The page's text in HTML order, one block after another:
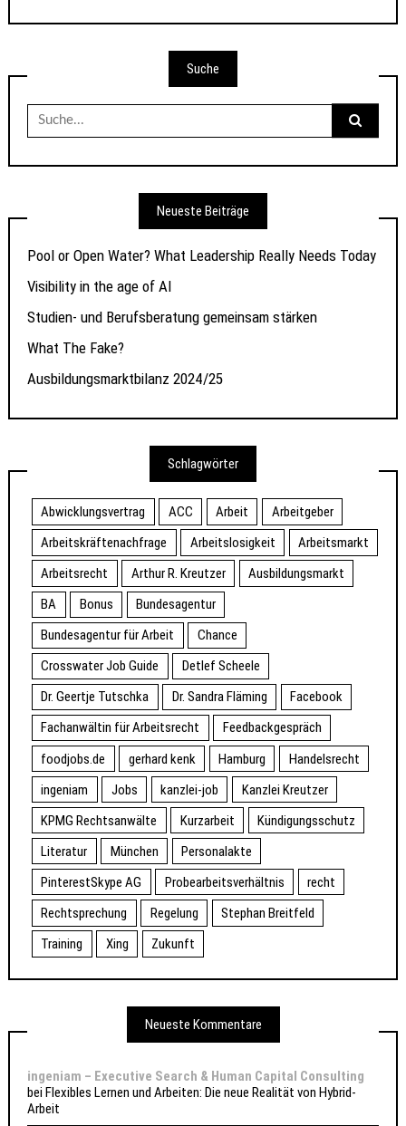
Suche
Suche
nach:
Neueste Beiträge
Pool or Open Water? What Leadership Really Needs Today
Visibility in the age of AI
Studien- und Berufsberatung gemeinsam stärken
What The Fake?
Ausbildungsmarktbilanz 2024/25
Schlagwörter
Abwicklungsvertrag ACC Arbeit
Arbeitgeber
Arbeitskräftenachfrage
Arbeitslosigkeit
Arbeitsmarkt
Arbeitsrecht
Arthur R. Kreutzer
Ausbildungsmarkt
BA
Bonus
Bundesagentur
Bundesagentur für Arbeit
Chance
Crosswater Job Guide
Detlef Scheele
Dr. Geertje Tutschka
Dr. Sandra Fläming
Facebook
Fachanwältin für Arbeitsrecht
Feedbackgespräch
foodjobs.de
gerhard kenk Hamburg
Handelsrecht
ingeniam
Jobs kanzlei-job
Kanzlei Kreutzer
KPMG Rechtsanwälte
Kurzarbeit
Kündigungsschutz
Literatur
München
Personalakte
PinterestSkype AG
Probearbeitsverhältnis
recht
Rechtsprechung
Regelung
Stephan Breitfeld
Training
Xing Zukunft
Neueste Kommentare
ingeniam – Executive Search & Human Capital Consulting
beiFlexibles Lernen und Arbeiten: Die neue Realität von Hybrid-
Arbeit